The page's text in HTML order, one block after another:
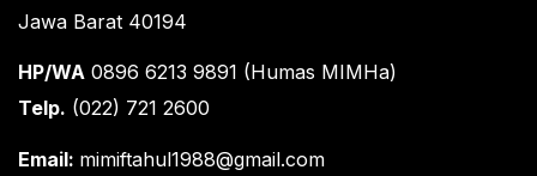
Jawa Barat 40194
HP/WA 0896 6213 9891 (Humas MIMHa)
Telp. (022) 721 2600
Email: mimiftahul1988@gmail.com